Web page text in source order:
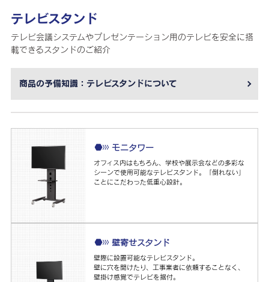
テレビスタンド
テレビ会議システムやプレゼンテーション用のテレビを安全に搭
載できるスタンドのご紹介
商品の予備知識：テレビスタンドについて
モニタワー
オフィス内はもちろん、学校や展示会などの多彩な
シーンで使用可能なテレビスタンド。「倒れない」
ことにこだわった低重心設計。
壁寄せスタンド
壁際に設置可能なテレビスタンド。
壁に穴を開けたり、工事業者に依頼することなく、
壁掛け感覚でテレビを据付。